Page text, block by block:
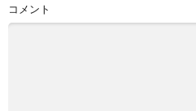
コメント